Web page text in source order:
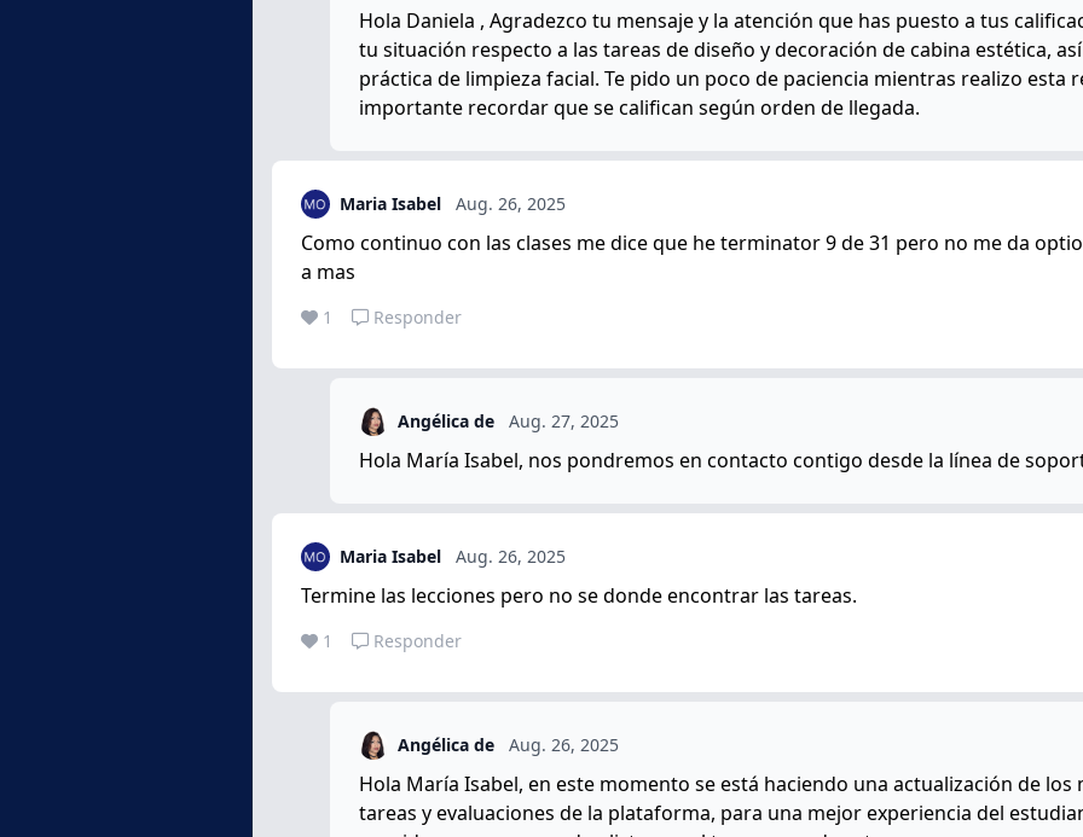
Hola Daniela , Agradezco tu mensaje y la atención que has puesto a tus
tu situación respecto a las tareas de diseño y decoración de cabina estética,
práctica de limpieza facial. Te pido un poco de paciencia mientras realizo esta
importante recordar que se califican según orden de llegada.
Maria Isabel Aug. 26, 2025
Como continuo con las clases me dice que he terminator 9 de 31 pero no me da
a mas
1 Responder
Angélica de Aug. 27, 2025
Hola María Isabel, nos pondremos en contacto contigo desde la línea de
Maria Isabel Aug. 26, 2025
Termine las lecciones pero no se donde encontrar las tareas.
1 Responder
Angélica de Aug. 26, 2025
Hola María Isabel, en este momento se está haciendo una actualización de los
tareas y evaluaciones de la plataforma, para una mejor experiencia del